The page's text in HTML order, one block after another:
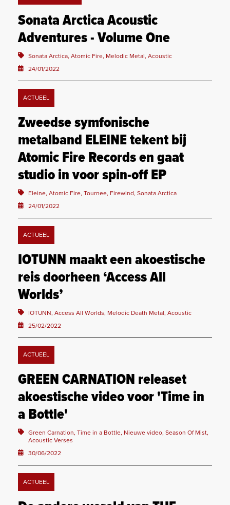
Sonata Arctica Acoustic
Adventures - Volume One
Sonata Arctica, Atomic Fire, Melodic Metal, Acoustic
24/01/2022
ACTUEEL
Zweedse symfonische
metalband ELEINE tekent bij
Atomic Fire Records en gaat
studio in voor spin-off EP
Eleine, Atomic Fire, Tournee, Firewind, Sonata Arctica
24/01/2022
ACTUEEL
IOTUNN maakt een akoestische
reis doorheen ‘Access All
Worlds’
IOTUNN, Access All Worlds, Melodic Death Metal, Acoustic
25/02/2022
ACTUEEL
GREEN CARNATION releaset
akoestische video voor 'Time in
a Bottle'
Green Carnation, Time in a Bottle, Nieuwe video, Season Of Mist,
Acoustic Verses
30/06/2022
ACTUEEL